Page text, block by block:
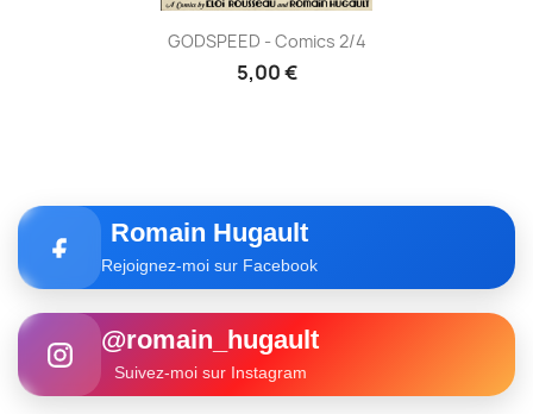
GODSPEED - Comics 2/4
5,00 €
Romain Hugault
Rejoignez-moi sur Facebook
@romain_hugault
Suivez-moi sur Instagram